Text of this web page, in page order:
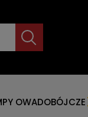
OWADOBÓJCZE